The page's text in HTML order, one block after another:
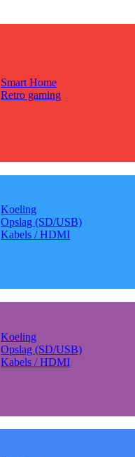
Smart Home
Retro gaming
Koeling
Opslag (SD/USB)
Kabels / HDMI
Koeling
Opslag (SD/USB)
Kabels / HDMI